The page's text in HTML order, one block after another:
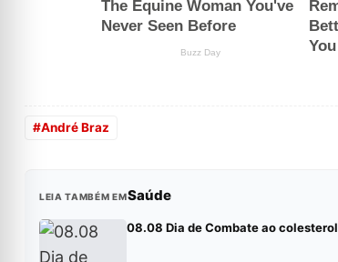
#André Braz
LEIA TAMBÉM EMSaúde
08.08 Dia de Combate ao colesterol